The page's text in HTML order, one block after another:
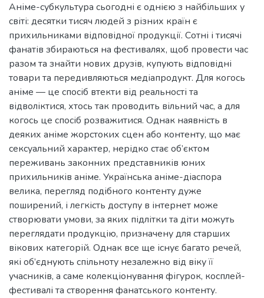
Аніме-субкультура сьогодні є однією з найбільших у
світі: десятки тисяч людей з різних країн є
прихильниками відповідної продукції. Сотні і тисячі
фанатів збираються на фестивалях, щоб провести час
разом та знайти нових друзів, купують відповідні
товари та передивляються медіапродукт. Для когось
аніме — це спосіб втекти від реальності та
відволіктися, хтось так проводить вільний час, а для
когось це спосіб розважитися. Однак наявність в
деяких аніме жорстоких сцен або контенту, що має
сексуальний характер, нерідко стає об’єктом
переживань законних представників юних
прихильників аніме. Українська аніме-діаспора
велика, перегляд подібного контенту дуже
поширений, і легкість доступу в інтернет може
створювати умови, за яких підлітки та діти можуть
переглядати продукцію, призначену для старших
вікових категорій. Однак все ще існує багато речей,
які об’єднують спільноту незалежно від віку її
учасників, а саме колекціонування фігурок, косплей-
фестивалі та створення фанатського контенту.